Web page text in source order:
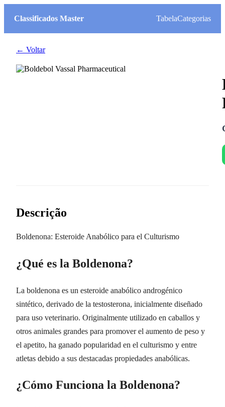
Classificados Master TabelaCategorias
← Voltar
Descrição
Boldenona: Esteroide Anabólico para el Culturismo
¿Qué es la Boldenona?
La boldenona es un esteroide anabólico androgénico
sintético, derivado de la testosterona, inicialmente diseñado
para uso veterinario. Originalmente utilizado en caballos y
otros animales grandes para promover el aumento de peso y
el apetito, ha ganado popularidad en el culturismo y entre
atletas debido a sus destacadas propiedades anabólicas.
¿Cómo Funciona la Boldenona?